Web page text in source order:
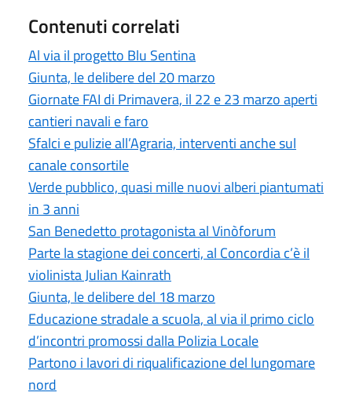
Contenuti correlati
Al via il progetto Blu Sentina
Giunta, le delibere del 20 marzo
Giornate FAI di Primavera, il 22 e 23 marzo aperti
cantieri navali e faro
Sfalci e pulizie all’Agraria, interventi anche sul
canale consortile
Verde pubblico, quasi mille nuovi alberi piantumati
in 3 anni
San Benedetto protagonista al Vinòforum
Parte la stagione dei concerti, al Concordia c’è il
violinista Julian Kainrath
Giunta, le delibere del 18 marzo
Educazione stradale a scuola, al via il primo ciclo
d’incontri promossi dalla Polizia Locale
Partono i lavori di riqualificazione del lungomare
nord